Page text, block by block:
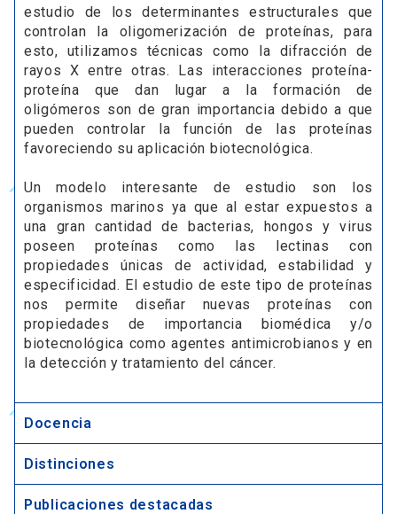
estudio de los determinantes estructurales que
controlan la oligomerización de proteínas, para
esto, utilizamos técnicas como la difracción de
rayos X entre otras. Las interacciones proteína-
proteína que dan lugar a la formación de
oligómeros son de gran importancia debido a que
pueden controlar la función de las proteínas
favoreciendo su aplicación biotecnológica.
Un modelo interesante de estudio son los
organismos marinos ya que al estar expuestos a
una gran cantidad de bacterias, hongos y virus
poseen proteínas como las lectinas con
propiedades únicas de actividad, estabilidad y
especificidad. El estudio de este tipo de proteínas
nos permite diseñar nuevas proteínas con
propiedades de importancia biomédica y/o
biotecnológica como agentes antimicrobianos y en
la detección y tratamiento del cáncer.
Docencia
Distinciones
Publicaciones destacadas